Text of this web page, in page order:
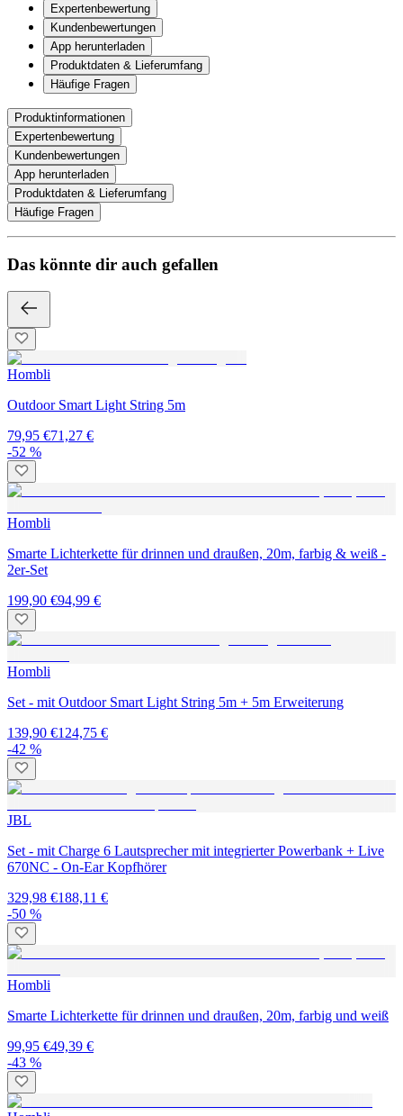
Expertenbewertung
Kundenbewertungen
App herunterladen
Produktdaten & Lieferumfang
Häufige Fragen
Produktinformationen
Expertenbewertung
Kundenbewertungen
App herunterladen
Produktdaten & Lieferumfang
Häufige Fragen
Das könnte dir auch gefallen
Hombli
Outdoor Smart Light String 5m
79,95 €71,27 €
-52 %
Hombli
Smarte Lichterkette für drinnen und draußen, 20m, farbig & weiß -
2er-Set
199,90 €94,99 €
Hombli
Set - mit Outdoor Smart Light String 5m + 5m Erweiterung
139,90 €124,75 €
-42 %
JBL
Set - mit Charge 6 Lautsprecher mit integrierter Powerbank + Live
670NC - On-Ear Kopfhörer
329,98 €188,11 €
-50 %
Hombli
Smarte Lichterkette für drinnen und draußen, 20m, farbig und weiß
99,95 €49,39 €
-43 %